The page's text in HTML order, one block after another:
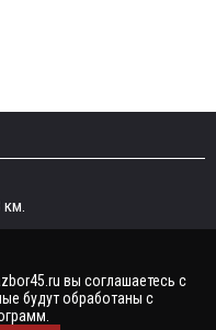
км.
вы соглашаетесь с
будут обработаны с